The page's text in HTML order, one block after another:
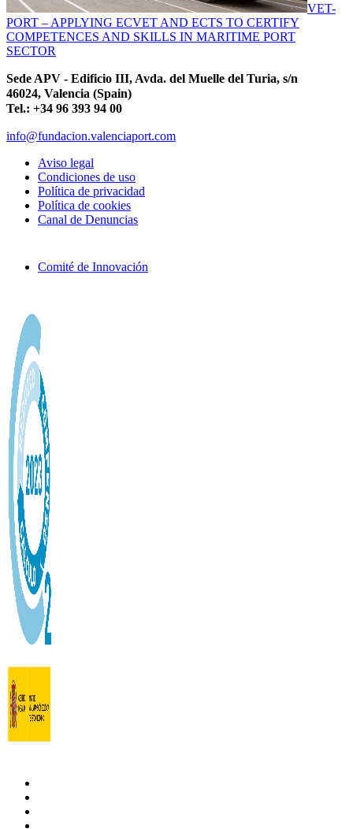
VET-
PORT – APPLYING ECVET AND ECTS TO CERTIFY
COMPETENCES AND SKILLS IN MARITIME PORT
SECTOR
Sede APV - Edificio III, Avda. del Muelle del Turia, s/n
46024, Valencia (Spain)
Tel.: +34 96 393 94 00
info@fundacion.valenciaport.com
Aviso legal
Condiciones de uso
Política de privacidad
Política de cookies
Canal de Denuncias
Comité de Innovación